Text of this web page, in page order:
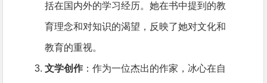
括在国内外的学习经历。她在书中提到的教
育理念和对知识的渴望，反映了她对文化和
教育的重视。
文学创作 ：作为一位杰出的作家，冰心在自